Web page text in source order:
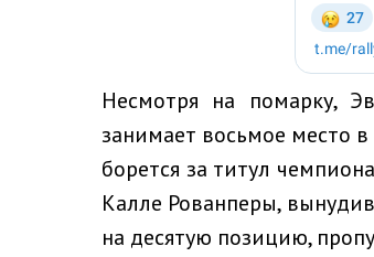
Несмотря на помарку,
занимает восьмое место
борется за титул
Калле Рованперы,
на десятую позицию,